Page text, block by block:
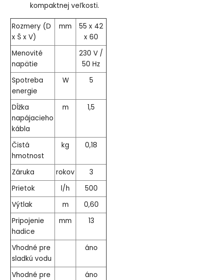
kompaktnej veľkosti.
Rozmery (D
x Š x V)
mm
55 x 42
x 60
Menovité
napätie
230 V /
50 Hz
Spotreba
energie
W 5
Dĺžka
napájacieho
kábla
m 1,5
Čistá
hmotnost
kg 0,18
Záruka rokov
3
Prietok
l/h
500
Výtlak
m
0,60
Pripojenie
hadice
mm 13
Vhodné pre
sladkú vodu
áno
Vhodné pre
áno